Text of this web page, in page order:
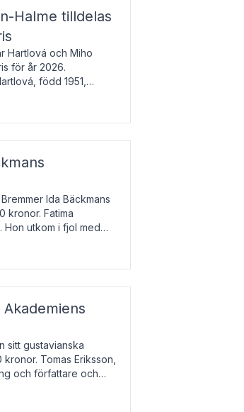
Halme tilldelas
Hartlová och Miho
för år 2026.
född 1951,
Ida Bäckmans
kronor. Fatima
Hon utkom i fjol med
sitt gustavianska
Tomas Eriksson,
och författare och